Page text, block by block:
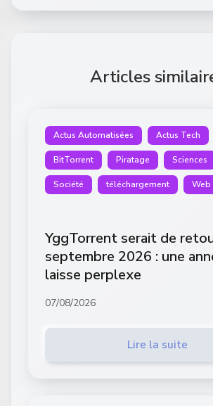
Articles
Actus Automatisées Actus Tech
BitTorrent Piratage Sciences
Société téléchargement Web
YggTorrent serait de
septembre 2026 : une
laisse perplexe
07/08/2026
Lire la suite